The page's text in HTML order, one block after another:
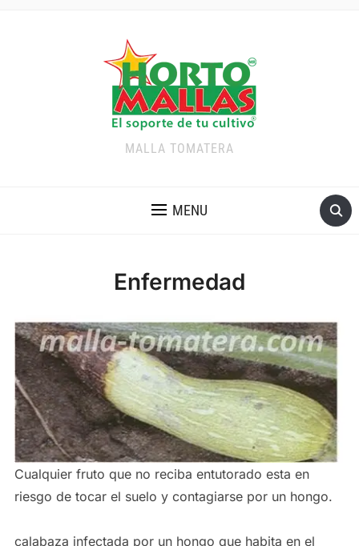
MALLA TOMATERA
MENU
Enfermedad
Cualquier fruto que no reciba entutorado esta en
riesgo de tocar el suelo y contagiarse por un hongo.
calabaza infectada por un hongo que habita en el